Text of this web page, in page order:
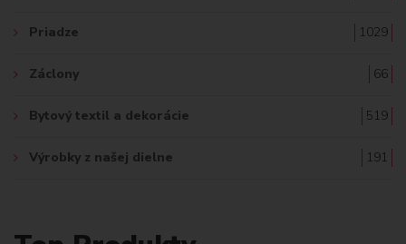
Priadze 1029
Záclony 66
Bytový textil a dekorácie 519
Výrobky z našej dielne 191